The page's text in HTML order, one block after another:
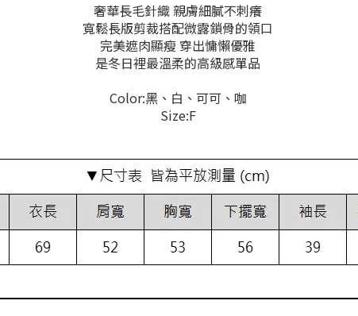
奢華長毛針織 親膚細膩不刺癢
寬鬆長版剪裁搭配微露鎖骨的領口
完美遮肉顯瘦 穿出慵懶優雅
是冬日裡最溫柔的高級感單品
Color:黑、白、可可、咖
Size:F